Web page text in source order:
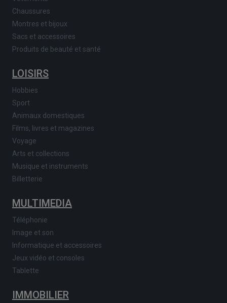
Chaussures
Montres et bijoux
Sacs et accessoires
Produits de beauté et santé
LOISIRS
Hobbies
Sport
Animaux domestiques
Films, livres et magazines
Voyage
Arts et collections
Musique et instruments
Billetterie
MULTIMEDIA
Téléphonie
Image et son
Informatique et accessoires
Jeux vidéo et consoles
Tablette
IMMOBILIER